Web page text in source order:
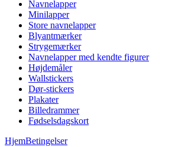
Navnelapper
Minilapper
Store navnelapper
Blyantmærker
Strygemærker
Navnelapper med kendte figurer
Højdemåler
Wallstickers
Dør-stickers
Plakater
Billedrammer
Fødselsdagskort
HjemBetingelser